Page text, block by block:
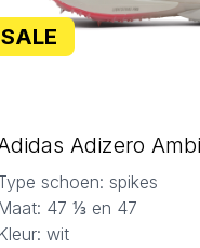
SALE
schoen: spikes
Maat: 47 ⅓ en 47
Kleur: wit